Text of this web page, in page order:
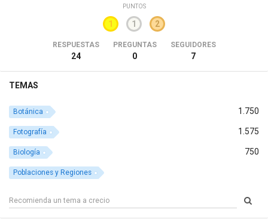
PUNTOS
1 1 2
RESPUESTAS
24
PREGUNTAS
0
SEGUIDORES
7
TEMAS
1.750
Botánica
1.575
Fotografía
750
Biología
Poblaciones y Regiones